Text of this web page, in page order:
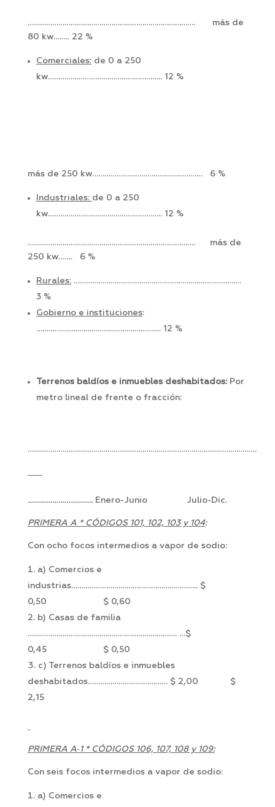
………………………………………………………………………. más de
80 kw…….. 22 %
Comerciales:de 0 a 250
kw……………………………………………….. 12 %
más de 250 kw……………………………………………… 6 %
Industriales: de 0 a 250
kw……………………………………………….. 12 %
………………………………………………………………………. más de
250 kw……. 6 %
Rurales:……………………………………………………………………….
3 %
Gobierno e instituciones:
……………………………………………………. 12 %
Terrenos baldíos e inmuebles deshabitados:Por
metro lineal de frente o fracción:
………………………………………………………………………………………………….
………………………….. Enero-Junio Julio-Dic.
PRIMERA A * CÓDIGOS 101, 102, 103 y 104:
Con ocho focos intermedios a vapor de sodio:
a) Comercios e
industrias…………………………………………………….. $
0,50 $ 0,60
b) Casas de familia
………………………………………………………………. …$
0,45 $ 0,50
c) Terrenos baldíos e inmuebles
deshabitados………………………………… $ 2,00 $
2,15
PRIMERA A‑1 * CÓDIGOS 106, 107, 108 y 109:
Con seis focos intermedios a vapor de sodio:
a) Comercios e